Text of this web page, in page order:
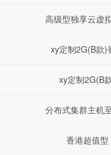
高级型独享云虚
xy定制2G(B款)
xy定制2G(B
分布式集群主机
香港超值型